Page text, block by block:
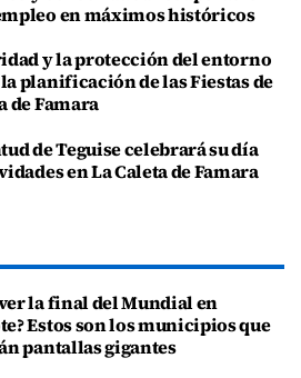
en máximos históricos
y la protección del entorno
planificación de las Fiestas de
de Famara
de Teguise celebrará su día
en La Caleta de Famara
la final del Mundial en
Estos son los municipios que
pantallas gigantes